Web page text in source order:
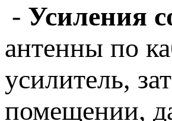
- Усиления
антенны по
усилитель,
помещении,